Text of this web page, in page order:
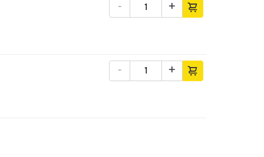
+
-
+
-